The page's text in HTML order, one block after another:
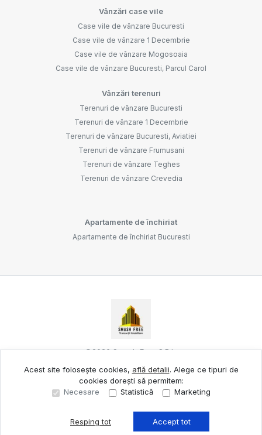
Vânzări case vile
Case vile de vânzare Bucuresti
Case vile de vânzare 1 Decembrie
Case vile de vânzare Mogosoaia
Case vile de vânzare Bucuresti, Parcul Carol
Vânzări terenuri
Terenuri de vânzare Bucuresti
Terenuri de vânzare 1 Decembrie
Terenuri de vânzare Bucuresti, Aviatiei
Terenuri de vânzare Frumusani
Terenuri de vânzare Teghes
Terenuri de vânzare Crevedia
Apartamente de închiriat
Apartamente de închiriat Bucuresti
©2026Smash Free S.R.L.
Site creat în
Acest site folosește cookies, află detalii. Alege ce tipuri de
cookies dorești să permitem:
Necesare
Statistică Marketing
Resping tot Accept tot